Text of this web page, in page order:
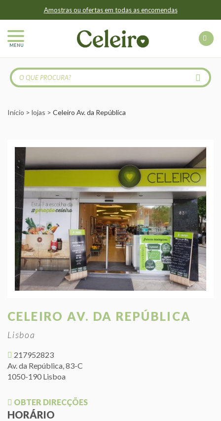
Amostras ou ofertas em todas as encomendas
MENU
Início lojas Celeiro Av. da República
CELEIRO AV. DA REPÚBLICA
Lisboa
217952823
Av. da República, 83-C
1050-190 Lisboa
OBTER DIRECÇÕES
HORÁRIO